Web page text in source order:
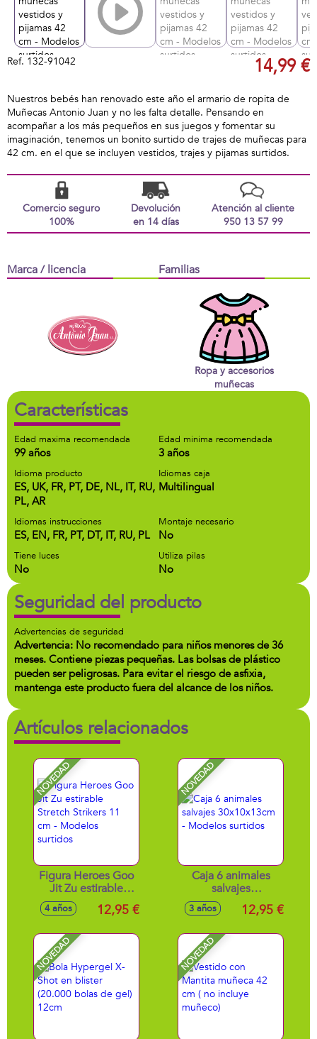
Ref. 132-91042 14,99 €
Nuestros bebés han renovado este año el armario de ropita de
Muñecas Antonio Juan y no les falta detalle. Pensando en
acompañar a los más pequeños en sus juegos y fomentar su
imaginación, tenemos un bonito surtido de trajes de muñecas para
42 cm. en el que se incluyen vestidos, trajes y pijamas surtidos.
Comercio seguro
100%
Devolución
en 14 días
Atención al cliente
950 13 57 99
Marca / licencia Familias
Ropa y accesorios
muñecas
Características
Edad maxima recomendada
99 años
Edad minima recomendada
3 años
Idioma producto
ES, UK, FR, PT, DE, NL, IT, RU,
PL, AR
Idiomas caja
Multilingual
Idiomas instrucciones
ES, EN, FR, PT, DT, IT, RU, PL
Montaje necesario
No
Tiene luces
No
Utiliza pilas
No
Seguridad del producto
Advertencias de seguridad
Advertencia: No recomendado para niños menores de 36
meses. Contiene piezas pequeñas. Las bolsas de plástico
pueden ser peligrosas. Para evitar el riesgo de asfixia,
mantenga este producto fuera del alcance de los niños.
Artículos relacionados
NOVEDAD
Figura Heroes Goo
Jit Zu estirable
Stretch Strikers 11
cm - Modelos
4 años 12,95 €
NOVEDAD
Caja 6 animales
salvajes
30x10x13cm -
Modelos surtidos
3 años 12,95 €
NOVEDAD NOVEDAD